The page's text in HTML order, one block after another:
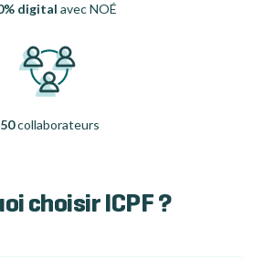
digital avec NOÉ
50collaborateurs
choisir ICPF ?